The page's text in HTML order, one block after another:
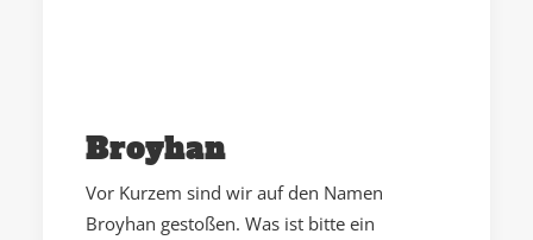
Broyhan
Vor Kurzem sind wir auf den Namen
Broyhan gestoßen. Was ist bitte ein